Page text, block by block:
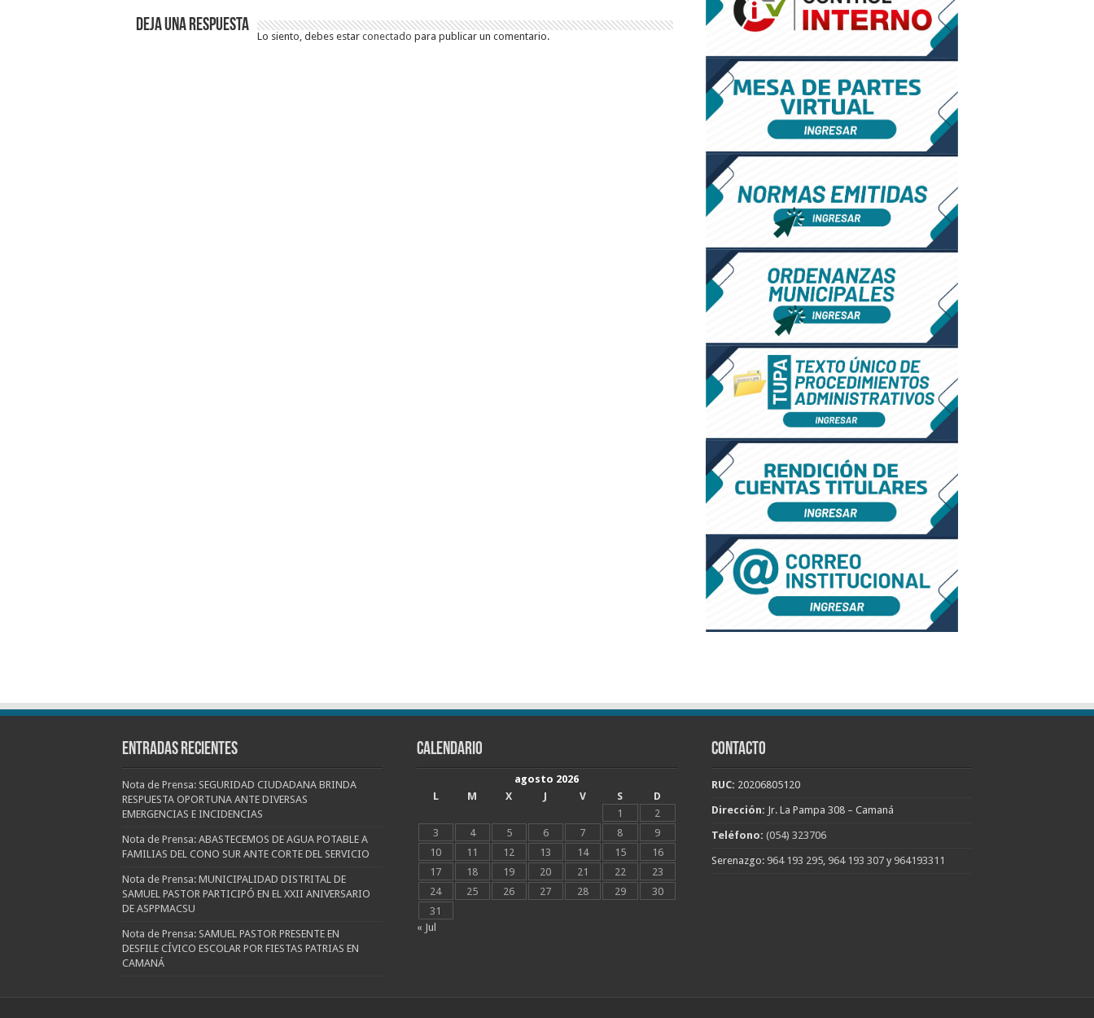
Deja una respuesta
Lo siento, debes estar conectado para publicar un comentario.
Entradas recientes
Nota de Prensa: SEGURIDAD CIUDADANA BRINDA
RESPUESTA OPORTUNA ANTE DIVERSAS
EMERGENCIAS E INCIDENCIAS
Nota de Prensa: ABASTECEMOS DE AGUA POTABLE A
FAMILIAS DEL CONO SUR ANTE CORTE DEL SERVICIO
Nota de Prensa: MUNICIPALIDAD DISTRITAL DE
SAMUEL PASTOR PARTICIPÓ EN EL XXII ANIVERSARIO
DE ASPPMACSU
Nota de Prensa: SAMUEL PASTOR PRESENTE EN
DESFILE CÍVICO ESCOLAR POR FIESTAS PATRIAS EN
CAMANÁ
CALENDARIO
agosto 2026
L
M X J V S
D
1
2
3
4 5 6 7 8
9
10
11 12 13 14 15
16
17
18 19 20 21 22
23
24
25 26 27 28 29
30
31
« Jul
CONTACTO
RUC: 20206805120
Dirección: Jr. La Pampa 308 – Camaná
Teléfono: (054) 323706
Serenazgo: 964 193 295 964 193 307 y 964193311